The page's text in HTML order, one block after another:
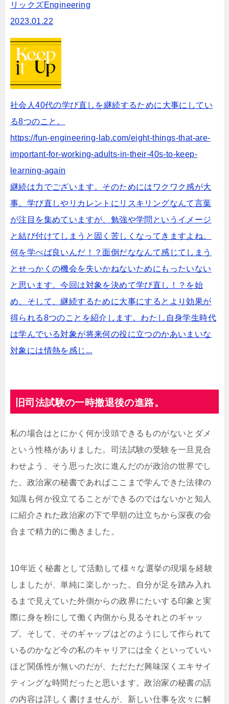
リックズEngineering
2023.01.22
社会人40代の学び直しを継続するために大事にしてい
る8つのこと。
https://fun-engineering-lab.com/eight-things-that-are-
important-for-working-adults-in-their-40s-to-keep-
learning-again
継続は力でございます。そのためにはワクワク感が大
事。学び直しやリカレントにリスキリングなんて言葉
が注目を集めていますが、勉強や学問というイメージ
と結び付けてしまうと固く苦しくなってきますよね。
何を学べば良いんだ！？面倒だななんて感じてしまう
とせっかくの機会を失いかねないためにもったいない
と思います。今回は対象を決めて学び直し！？を始
め、そして、継続するために大事にするとより効果が
得られる8つのことを紹介します。わたし自身学生時代
は学んでいる対象が将来何の役に立つのかあいまいな
対象には情熱を感じ...
旧司法試験の一時撤退後の進路。
私の場合はとにかく何か没頭できるものがないとダメ
という性格がありました。司法試験の受験を一旦見合
わせよう、そう思った次に進んだのが政治の世界でし
た。政治家の秘書であればここまで学んできた法律の
知識も何か役立てることができるのではないかと知人
に紹介された政治家の下で早朝の辻立ちから深夜の会
合まで精力的に働きました。
10年近く秘書として活動して様々な選挙の現場を経験
しましたが、単純に楽しかった。自分が足を踏み入れ
るまで見えていた外側からの政界にたいする印象と実
際に身を粉にして働く内側から見るそれとのギャッ
プ。そして、そのギャップはどのようにして作られて
いるのかなど今の私のキャリアには全くといっていい
ほど関係性が無いのだが、ただただ興味深くエキサイ
ティングな時間だったと思います。政治家の秘書の話
の内容は詳しく書けませんが、新しい仕事を次々に解